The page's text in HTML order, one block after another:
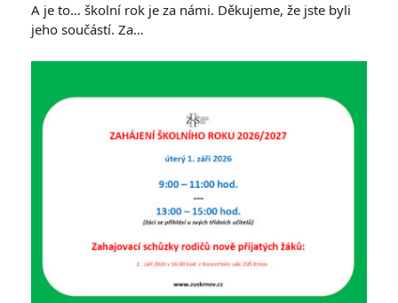
A je to… školní rok je za námi. Děkujeme, že jste byli
jeho součástí. Za…